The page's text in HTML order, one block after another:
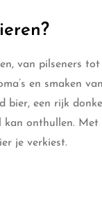
van pilseners tot
en smaken van
bier, een rijk
kan onthullen. Met
je verkiest.